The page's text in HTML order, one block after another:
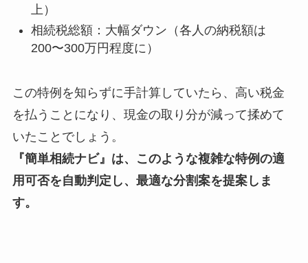
上）
相続税総額：大幅ダウン（各人の納税額は
200〜300万円程度に）
この特例を知らずに手計算していたら、高い税金
を払うことになり、現金の取り分が減って揉めて
いたことでしょう。
『簡単相続ナビ』は、このような複雑な特例の適
用可否を自動判定し、最適な分割案を提案しま
す。